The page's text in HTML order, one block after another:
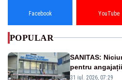
Facebook YouTube
POPULAR
SANITAS:
pentru
Legii salarizării
31 iul. 2026, 07:29